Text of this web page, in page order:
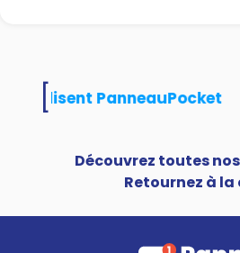
utilisent PanneauPocket
Découvrez toutes
Retournez à